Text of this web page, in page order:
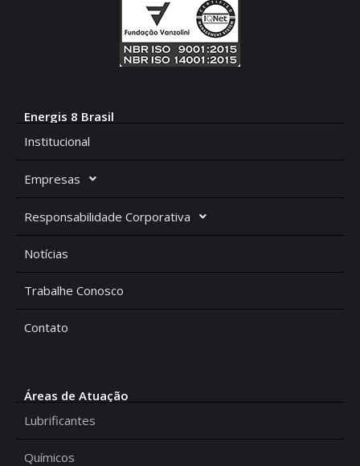
Energis 8 Brasil
Institucional
Empresas
Responsabilidade Corporativa
Notícias
Trabalhe Conosco
Contato
Áreas de Atuação
Lubrificantes
Químicos